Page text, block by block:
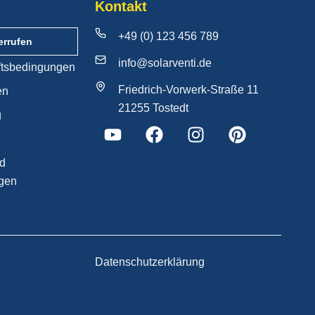
Kontakt
+49 (0) 123 456 789
info@solarventi.de
Friedrich-Vorwerk-Straße 11
21255 Tostedt
Datenschutzerklärung